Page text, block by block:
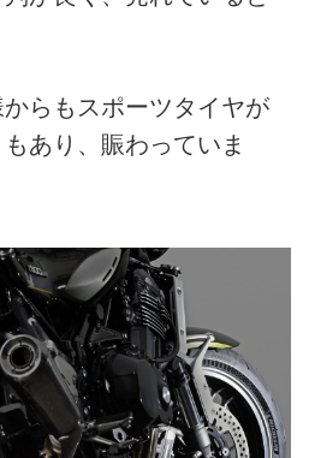
からもスポーツタイヤが
あり、賑わっていま